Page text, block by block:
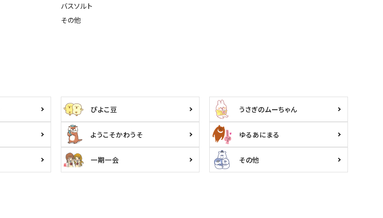
バスソルト
その他
ぴよこ豆 うさぎのムーちゃん
ようこそかわうそ ゆるあにまる
一期一会 その他